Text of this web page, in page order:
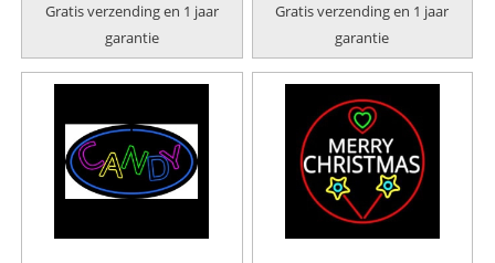
Gratis verzending en 1 jaar
garantie
Gratis verzending en 1 jaar
garantie